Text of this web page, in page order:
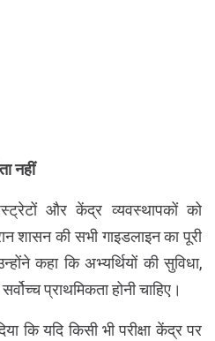
नहीं
और केंद्र व्यवस्थापकों को
शासन की सभी गाइडलाइन का पूरी
कहा कि अभ्यर्थियों की सुविधा,
प्राथमिकता होनी चाहिए।
कि यदि किसी भी परीक्षा केंद्र पर